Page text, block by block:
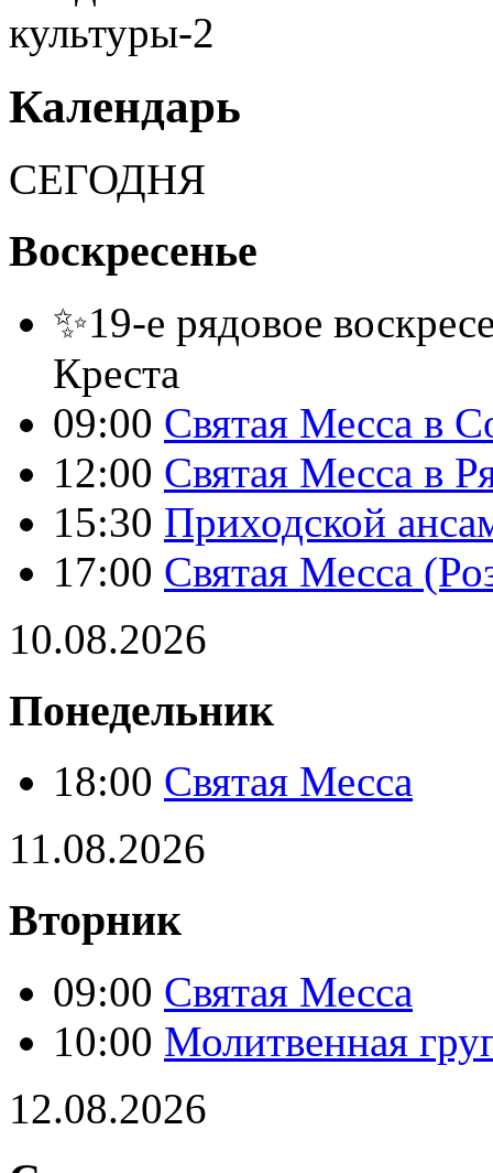
Календарь
СЕГОДНЯ
Воскресенье
✨19-е рядовое
Креста
09:00 Святая Месса в
12:00 Святая Месса в
15:30 Приходской
17:00 Святая Месса
10.08.2026
Понедельник
18:00 Святая Месса
11.08.2026
Вторник
09:00 Святая Месса
10:00 Молитвенная
12.08.2026